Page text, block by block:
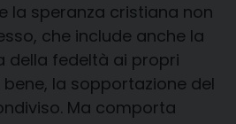
la speranza cristiana non
che include anche la
della fedeltà ai propri
la sopportazione del
Ma comporta